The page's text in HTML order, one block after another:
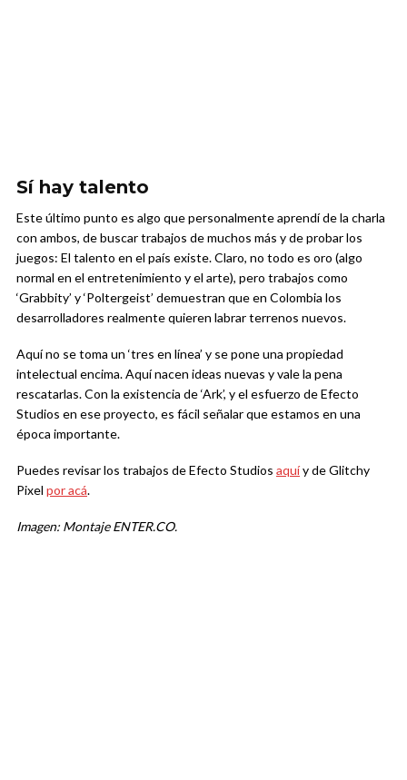
Sí hay talento
Este último punto es algo que personalmente aprendí de la charla
con ambos, de buscar trabajos de muchos más y de probar los
juegos: El talento en el país existe. Claro, no todo es oro (algo
normal en el entretenimiento y el arte), pero trabajos como
‘Grabbity’ y ‘Poltergeist’ demuestran que en Colombia los
desarrolladores realmente quieren labrar terrenos nuevos.
Aquí no se toma un ‘tres en línea’ y se pone una propiedad
intelectual encima. Aquí nacen ideas nuevas y vale la pena
rescatarlas. Con la existencia de ‘Ark’, y el esfuerzo de Efecto
Studios en ese proyecto, es fácil señalar que estamos en una
época importante.
Puedes revisar los trabajos de Efecto Studios aquíy de Glitchy
Pixel por acá.
Imagen: Montaje ENTER.CO.